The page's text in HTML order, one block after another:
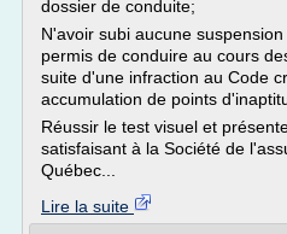
dossier de conduite;
N'avoir subi aucune
permis de conduire au cours
suite d'une infraction au Code
accumulation de points
Réussir le test visuel et
satisfaisant à la Société de
Québec...
Lire la suite